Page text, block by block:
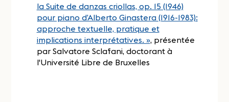
la Suite de danzas criollas, op. 15 (1946)
pour piano d’Alberto Ginastera (1916-1983):
approche textuelle, pratique et
implications interprétatives. », présentée
par Salvatore Sclafani, doctorant à
l'Université Libre de Bruxelles